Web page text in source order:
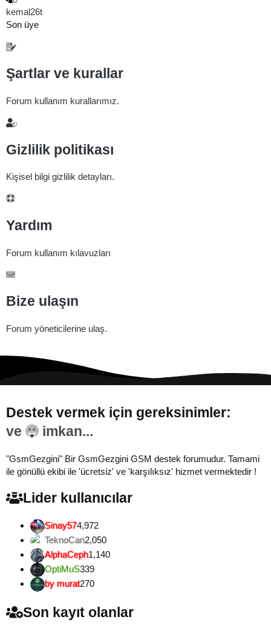
kemal26t
Son üye
Şartlar ve kurallar
Forum kullanım kurallarımız.
Gizlilik politikası
Kişisel bilgi gizlilik detayları.
Yardım
Forum kullanım kılavuzları
Bize ulaşın
Forum yöneticilerine ulaş.
Destek vermek için gereksinimler:
Gönül...
"GsmGezgini" Bir GsmGezgini GSM destek forumudur. Tamami
ile gönüllü ekibi ile 'ücretsiz' ve 'karşılıksız' hizmet vermektedir !
Lider kullanıcılar
Sinay574,972
TeknoCan2,050
AlphaCeph1,140
OptiMuS339
by murat270
Son kayıt olanlar